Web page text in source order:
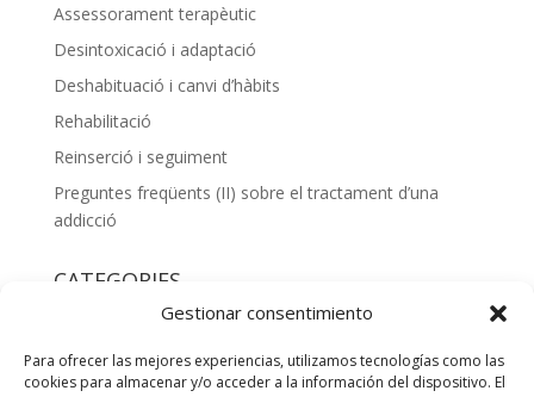
Gestionar consentimiento
Para ofrecer las mejores experiencias, utilizamos tecnologías como las
cookies para almacenar y/o acceder a la información del dispositivo. El
Assessorament terapèutic
Desintoxicació i adaptació
Deshabituació i canvi d’hàbits
Rehabilitació
Reinserció i seguiment
Preguntes freqüents (II) sobre el tractament d’una
addicció
CATEGORIES
Informacions (2)
La pregunta(2)